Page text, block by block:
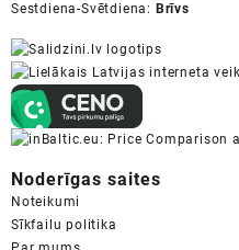
Sestdiena-Svētdiena: Brīvs
Noderīgas saites
Noteikumi
Sīkfailu politika